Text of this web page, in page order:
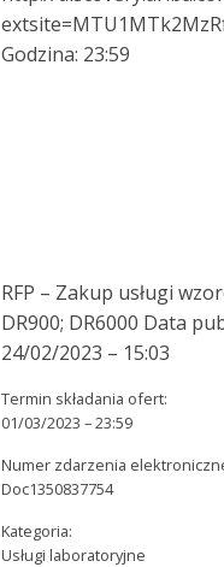
Godzina: 23:59
RFP – Zakup usługi
DR900; DR6000 Data
24/02/2023 – 15:03
Termin składania ofert:
01/03/2023 – 23:59
Numer zdarzenia
Doc1350837754
Kategoria:
Usługi laboratoryjne